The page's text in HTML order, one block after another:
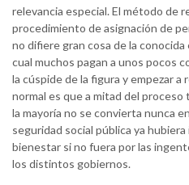
relevancia especial. El método de
procedimiento de asignación de
no difiere gran cosa de la
cual muchos pagan a unos pocos
la cúspide de la figura y empezar a
normal es que a mitad del proceso
la mayoría no se convierta nunca
seguridad social pública ya
bienestar si no fuera por las
los distintos gobiernos.